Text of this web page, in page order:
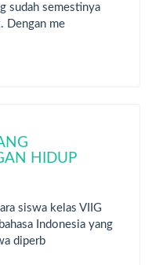
sudah semestinya
Dengan me
HIDUP
siswa kelas VIIG
Indonesia yang
diperb